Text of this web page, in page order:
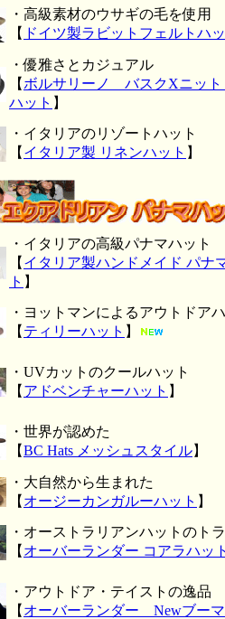
・高級素材のウサギの毛を使用
【 ドイツ製ラビットフェルトハ
・優雅さとカジュアル
【 ボルサリーノ バスクXニッ
ハット 】
・イタリアのリゾートハット
【 イタリア製 リネンハット 】
・イタリアの高級パナマハット
【 イタリア製ハンドメイド パナ
ト 】
・ヨットマンによるアウトドア
【 ティリーハット 】
・UVカットのクールハット
【 アドベンチャーハット 】
・世界が認めた
【BC Hats メッシュスタイル】
・大自然から生まれた
【 オージーカンガルーハット 】
・オーストラリアンハットのト
【 オーバーランダー コアラハッ
・アウトドア・テイストの逸品
【 オーバーランダー Newブー